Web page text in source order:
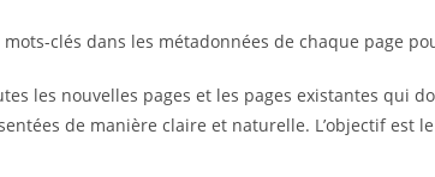
clés dans les métadonnées de chaque page
les nouvelles pages et les pages existantes qui
de manière claire et naturelle. L’objectif